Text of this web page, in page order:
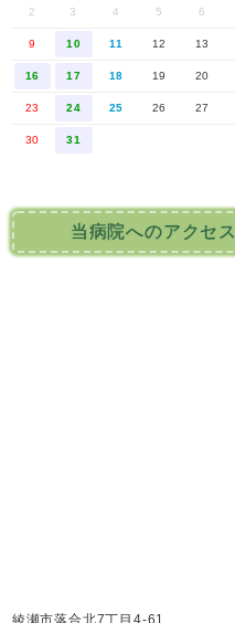
2 3 4 5 6
9 10 11 12 13
16 17 18 19 20
23 24 25 26 27
30 31
当病院へのアクセス
綾瀬市落合北7丁目4-61